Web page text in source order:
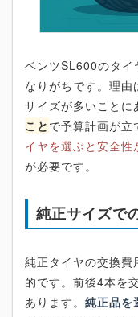
ベンツSL600のタイ
なりがちです。理由
サイズが多いことに
こと で予算計画が立
イヤを選ぶと安全性
が必要です。
純正サイズで
純正タイヤの交換
的です。前後4本を
あります。 純正品を